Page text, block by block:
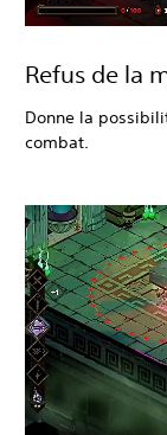
Refus de la
Donne la
combat.